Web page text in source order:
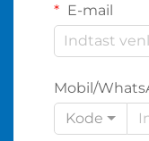
E-mail
Mobil/
Kode